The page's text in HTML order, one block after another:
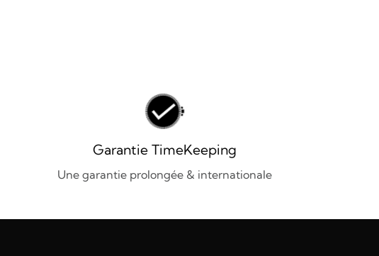
Garantie TimeKeeping
Une garantie prolongée & internationale